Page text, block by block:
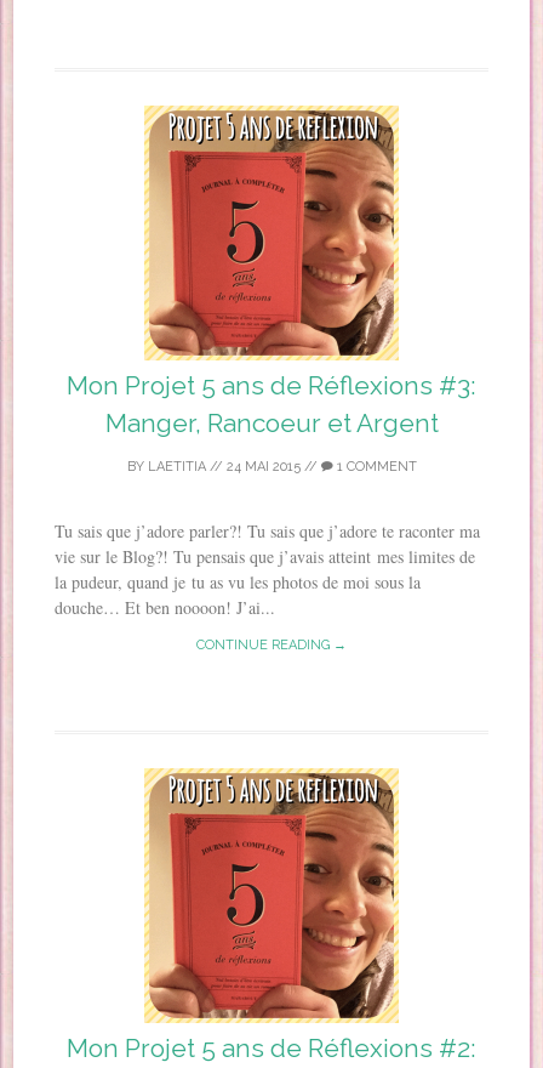
Mon Projet 5 ans de Réflexions #3:
Manger, Rancoeur et Argent
BY LAETITIA// 24 MAI 2015// 1 COMMENT
Tu sais que j’adore parler?! Tu sais que j’adore te raconter ma
vie sur le Blog?! Tu pensais que j’avais atteint mes limites de
la pudeur, quand je tu as vu les photos de moi sous la
douche… Et ben noooon! J’ai...
CONTINUE READING →
Mon Projet 5 ans de Réflexions #2: